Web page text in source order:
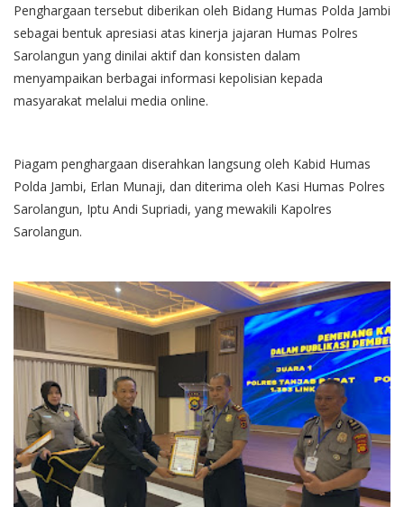
Penghargaan tersebut diberikan oleh Bidang Humas Polda Jambi
sebagai bentuk apresiasi atas kinerja jajaran Humas Polres
Sarolangun yang dinilai aktif dan konsisten dalam
menyampaikan berbagai informasi kepolisian kepada
masyarakat melalui media online.
Piagam penghargaan diserahkan langsung oleh Kabid Humas
Polda Jambi, Erlan Munaji, dan diterima oleh Kasi Humas Polres
Sarolangun, Iptu Andi Supriadi, yang mewakili Kapolres
Sarolangun.